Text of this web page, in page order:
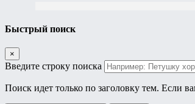
Быстрый поиск
×
Введите строку поиска
Поиск идет только по заголовку тем. Если